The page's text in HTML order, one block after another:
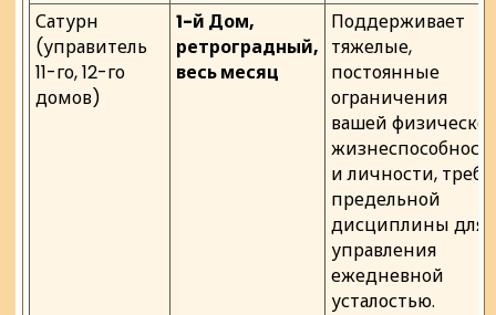
Сатурн
(управитель
11-го, 12-го
домов)
1-й Дом,
ретроградный,
весь месяц
Поддерживает
тяжелые,
постоянные
ограничения
вашей
и личности,
предельной
дисциплины для
управления
ежедневной
усталостью.